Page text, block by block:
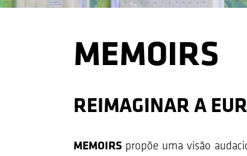
MEMOIRS
REIMAGINAR A
MEMOIRS propõe uma visão